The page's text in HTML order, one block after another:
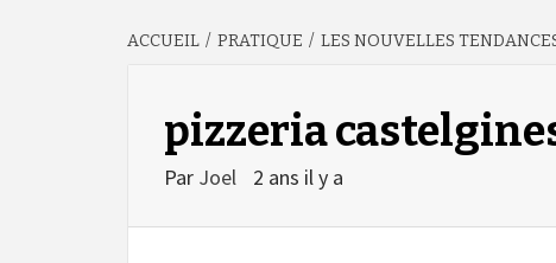
ACCUEIL PRATIQUE LES NOUVELLES
pizzeria
Par Joel 2 ans il y a